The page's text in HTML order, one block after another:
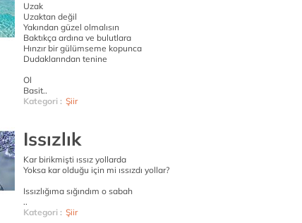
Uzak
Uzaktan değil
Yakından güzel olmalısın
Baktıkça ardına ve bulutlara
Hınzır bir gülümseme kopunca
Dudaklarından tenine
Ol
Basit..
Kategori : Şiir
Issızlık
Kar birikmişti ıssız yollarda
Yoksa kar olduğu için mi ıssızdı yollar?
Issızlığıma sığındım o sabah
..
Kategori : Şiir